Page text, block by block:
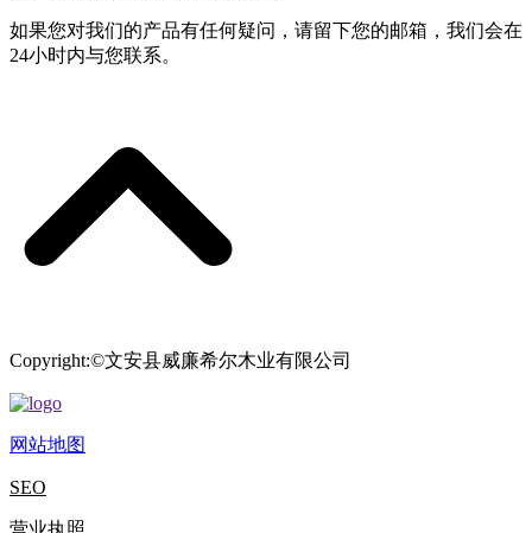
如果您对我们的产品有任何疑问，请留下您的邮箱，我们会在
24小时内与您联系。
Copyright:©文安县威廉希尔木业有限公司
网站地图
SEO
营业执照